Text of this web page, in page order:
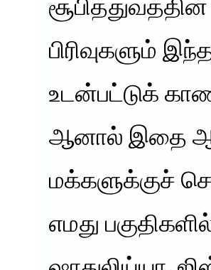
பிரிவுகளும்
உடன்பட்டுக்
ஆனால் இதை
மக்களுக்குச்
எமது